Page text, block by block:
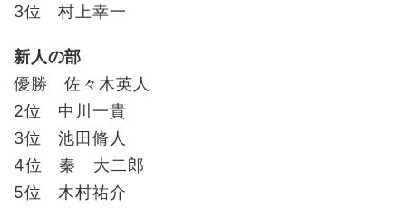
3位 村上幸一
新人の部
優勝 佐々木英人
2位 中川一貴
3位 池田脩人
4位 秦 大二郎
5位 木村祐介